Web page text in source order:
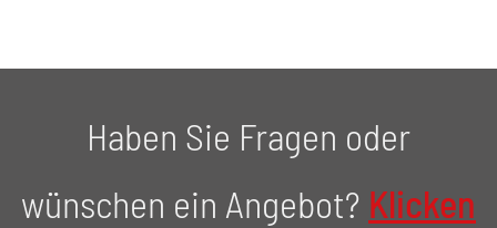
Haben Sie Fragen oder
wünschen ein Angebot? Klicken